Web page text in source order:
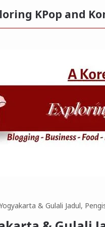
KPop and
& Gulali Jadul,